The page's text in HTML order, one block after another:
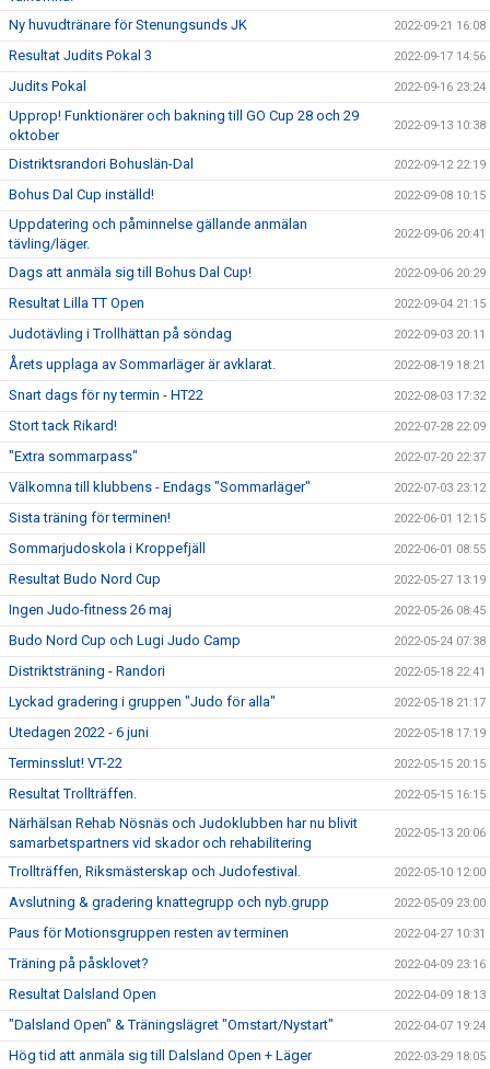
Ny huvudtränare för Stenungsunds JK
2022-09-21 16:08
Resultat Judits Pokal 3 2022-09-17 14:56
Judits Pokal 2022-09-16 23:24
Upprop! Funktionärer och bakning till GO Cup 28 och 29
oktober
2022-09-13 10:38
Distriktsrandori Bohuslän-Dal 2022-09-12 22:19
Bohus Dal Cup inställd! 2022-09-08 10:15
Uppdatering och påminnelse gällande anmälan
tävling/läger.
2022-09-06 20:41
Dags att anmäla sig till Bohus Dal Cup! 2022-09-06 20:29
Resultat Lilla TT Open 2022-09-04 21:15
Judotävling i Trollhättan på söndag 2022-09-03 20:11
Årets upplaga av Sommarläger är avklarat. 2022-08-19 18:21
Snart dags för ny termin - HT22 2022-08-03 17:32
Stort tack Rikard! 2022-07-28 22:09
"Extra sommarpass" 2022-07-20 22:37
Välkomna till klubbens - Endags "Sommarläger" 2022-07-03 23:12
Sista träning för terminen! 2022-06-01 12:15
Sommarjudoskola i Kroppefjäll 2022-06-01 08:55
Resultat Budo Nord Cup 2022-05-27 13:19
Ingen Judo-fitness 26 maj 2022-05-26 08:45
Budo Nord Cup och Lugi Judo Camp 2022-05-24 07:38
Distriktsträning - Randori 2022-05-18 22:41
Lyckad gradering i gruppen "Judo för alla" 2022-05-18 21:17
Utedagen 2022 - 6 juni 2022-05-18 17:19
Terminsslut! VT-22 2022-05-15 20:15
Resultat Trollträffen. 2022-05-15 16:15
Närhälsan Rehab Nösnäs och Judoklubben har nu blivit
samarbetspartners vid skador och rehabilitering
2022-05-13 20:06
Trollträffen, Riksmästerskap och Judofestival. 2022-05-10 12:00
Avslutning & gradering knattegrupp och nyb.grupp 2022-05-09 23:00
Paus för Motionsgruppen resten av terminen 2022-04-27 10:31
Träning på påsklovet? 2022-04-09 23:16
Resultat Dalsland Open 2022-04-09 18:13
"Dalsland Open" & Träningslägret "Omstart/Nystart" 2022-04-07 19:24
Hög tid att anmäla sig till Dalsland Open + Läger 2022-03-29 18:05